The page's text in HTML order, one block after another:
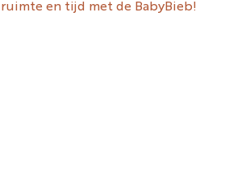
ruimte en tijd met de BabyBieb!